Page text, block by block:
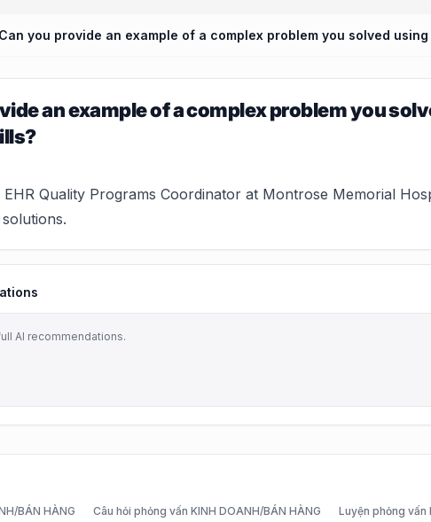
an example of a complex problem you
Quality Programs Coordinator at Montrose Memorial
AI recommendations.
BÁN HÀNG Câu hỏi phỏng vấn KINH DOANH/BÁN HÀNG Luyện phỏng vấn